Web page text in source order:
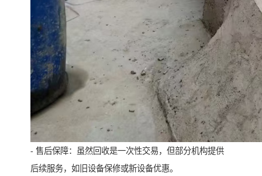
- 售后保障：虽然回收是一次性交易，但部分机构提供
后续服务，如旧设备保修或新设备优惠。